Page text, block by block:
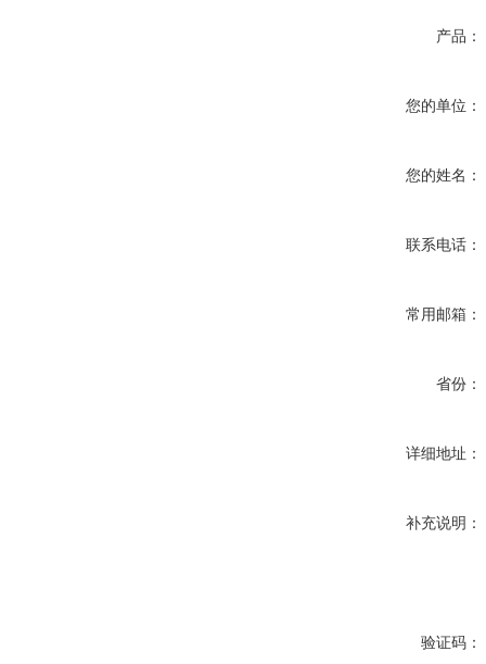
产品：
您的单位：
您的姓名：
联系电话：
常用邮箱：
省份：
详细地址：
补充说明：
验证码：